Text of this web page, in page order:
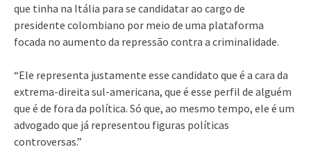
que tinha na Itália para se candidatar ao cargo de
presidente colombiano por meio de uma plataforma
focada no aumento da repressão contra a criminalidade.
“Ele representa justamente esse candidato que é a cara da
extrema-direita sul-americana, que é esse perfil de alguém
que é de fora da política. Só que, ao mesmo tempo, ele é um
advogado que já representou figuras políticas
controversas.”